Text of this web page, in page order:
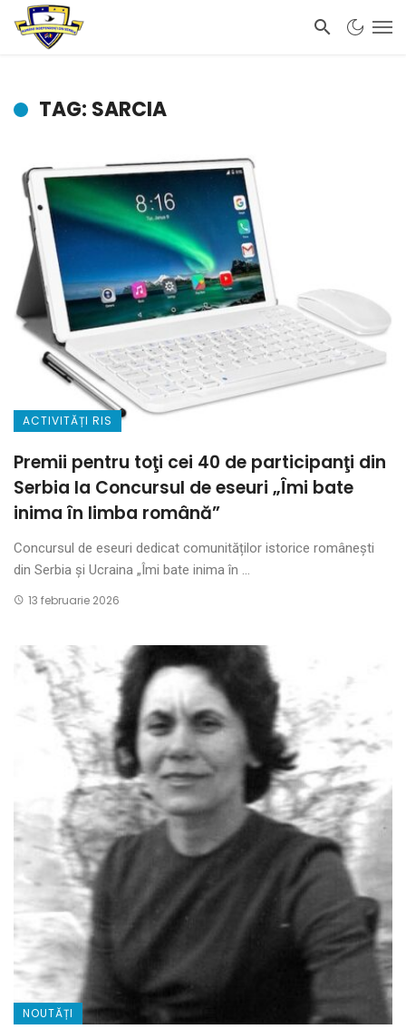
TAG: SARCIA
ACTIVITĂȚI RIS
Premii pentru toţi cei 40 de participanţi din
Serbia la Concursul de eseuri „Îmi bate
inima în limba română”
Concursul de eseuri dedicat comunităților istorice românești
din Serbia și Ucraina „Îmi bate inima în ...
13 februarie 2026
NOUTĂȚI